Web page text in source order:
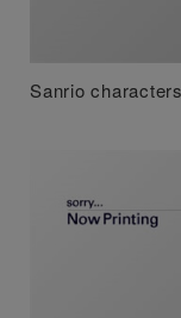
Sanrio